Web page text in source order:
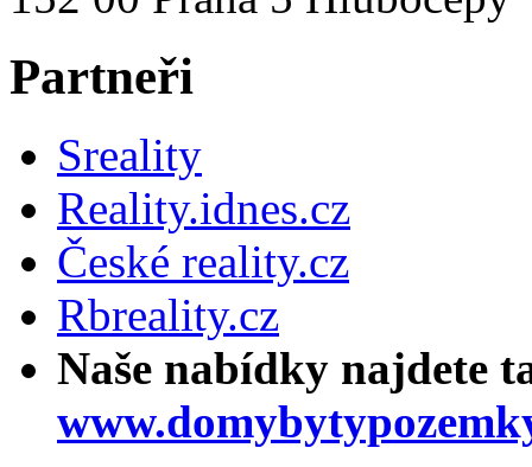
Partneři
Sreality
Reality.idnes.cz
České reality.cz
Rbreality.cz
Naše nabídky najdete